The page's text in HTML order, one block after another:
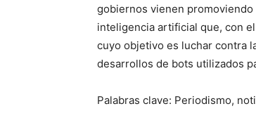
gobiernos vienen
inteligencia artificial que, con
cuyo objetivo es luchar contra
desarrollos de bots utilizados
Palabras clave: Periodismo,